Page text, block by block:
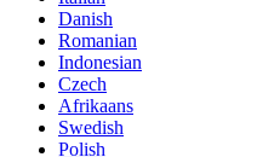
Danish
Romanian
Indonesian
Czech
Afrikaans
Swedish
Polish